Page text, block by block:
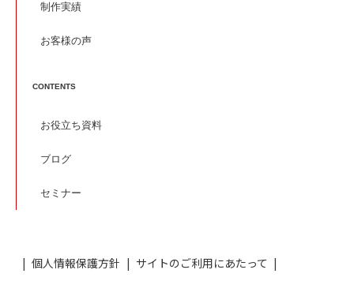
制作実績
お客様の声
CONTENTS
お役立ち資料
ブログ
セミナー
個人情報保護方針 サイトのご利用にあたって